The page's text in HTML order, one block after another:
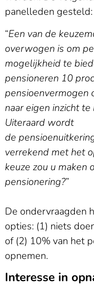
panelleden gesteld:
“Een van de
overwogen is om
mogelijkheid te
pensioneren 10
pensioenvermogen
naar eigen inzicht
Uiteraard wordt
de
verrekend met het
keuze zou u maken
pensionering?”
De ondervraagden
opties: (1) niets
of (2) 10% van het
opnemen.
Interesse in